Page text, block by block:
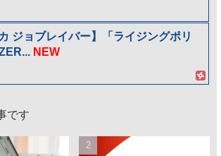
カ ジョブレイバー】「ライジングポリ
NEW
です